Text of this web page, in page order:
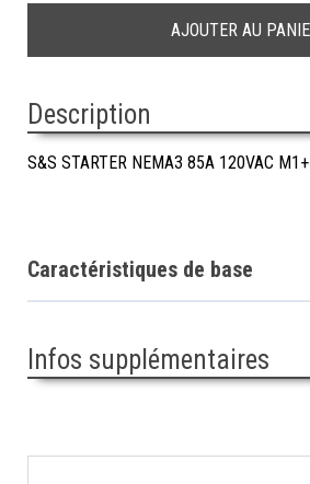
Description
S&S STARTER NEMA3 85A 120VAC M1+
Caractéristiques de base
Infos supplémentaires